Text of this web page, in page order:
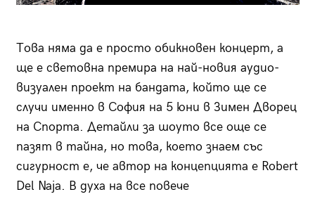
Това няма да е просто обикновен концерт, а
ще е световна премира на най-новия аудио-
визуален проект на бандата, който ще се
случи именно в София на 5 юни в Зимен Дворец
на Спорта. Детайли за шоуто все още се
пазят в тайна, но това, което знаем със
сигурност е, че автор на концепцията е Robert
Del Naja. В духа на все повече